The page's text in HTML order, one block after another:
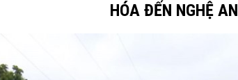
HÓA ĐẾN NGHỆ AN